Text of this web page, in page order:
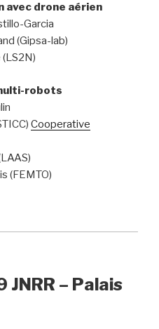
avec drone aérien
Garcia
(Gipsa-lab)
robots
Cooperative
(FEMTO)
JNRR – Palais